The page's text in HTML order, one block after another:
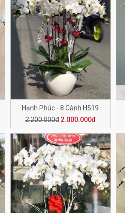
Hạnh Phúc - 8 Cành H519
2.200.000đ 2.000.000đ